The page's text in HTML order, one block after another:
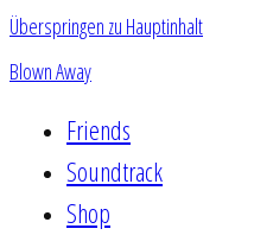
Überspringen zu Hauptinhalt
Blown Away
Friends
Soundtrack
Shop